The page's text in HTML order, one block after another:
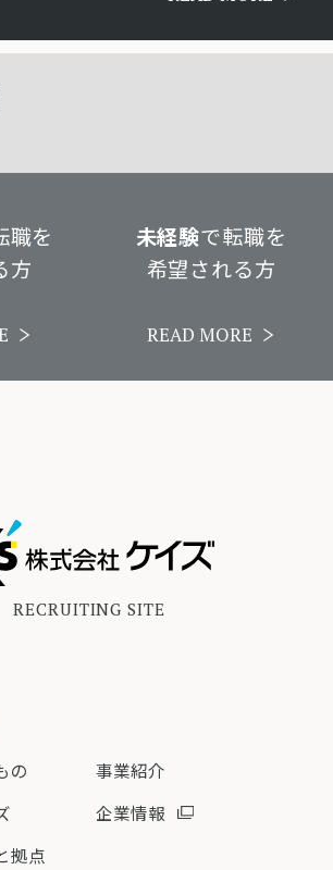
職を
方
未経験で転職を
希望される方
READ MORE
RECRUITING SITE
の
事業紹介
企業情報
拠点